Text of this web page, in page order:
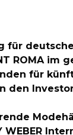
für
ROMA
für
den